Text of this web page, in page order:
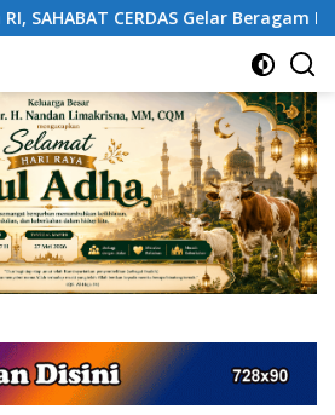
Gelar Beragam Perlombaan Edukatif